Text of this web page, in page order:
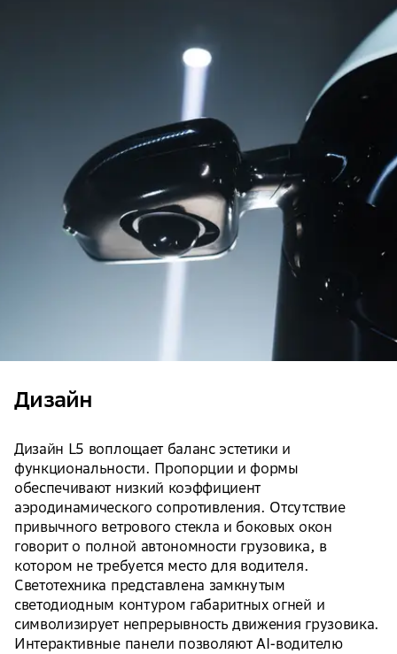
Дизайн
Дизайн L5 воплощает баланс эстетики и
функциональности. Пропорции и формы
обеспечивают низкий коэффициент
аэродинамического сопротивления. Отсутствие
привычного ветрового стекла и боковых окон
говорит о полной автономности грузовика, в
котором не требуется место для водителя.
Светотехника представлена замкнутым
светодиодным контуром габаритных огней и
символизирует непрерывность движения грузовика.
Интерактивные панели позволяют AI-водителю